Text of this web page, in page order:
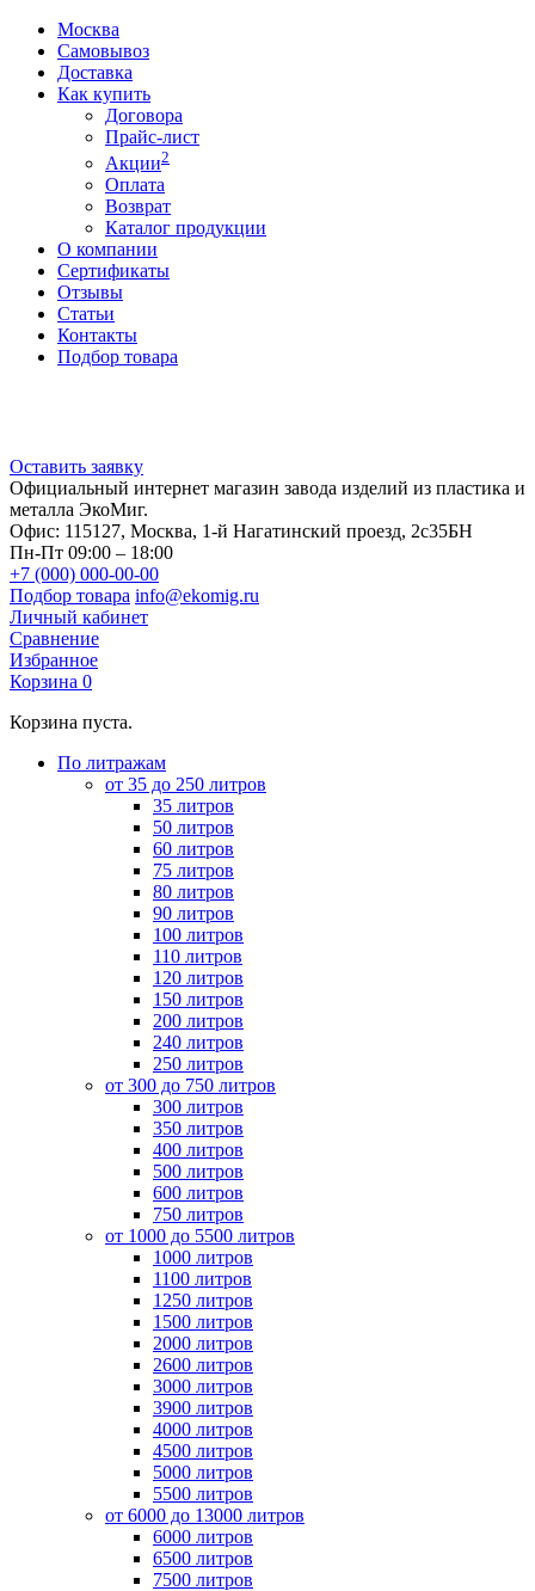
Москва
Самовывоз
Доставка
Как купить
Договора
Прайс-лист
Акции2
Оплата
Возврат
Каталог продукции
О компании
Сертификаты
Отзывы
Статьи
Контакты
Подбор товара
Оставить заявку
Официальный интернет магазин завода изделий из пластика и
металла ЭкоМиг.
Офис: 115127, Москва, 1-й Нагатинский проезд, 2с35БН
Пн-Пт 09:00 – 18:00
+7 (000) 000-00-00
Подбор товара info@ekomig.ru
Личный кабинет
Сравнение
Избранное
Корзина 0
Корзина пуста.
По литражам
от 35 до 250 литров
35 литров
50 литров
60 литров
75 литров
80 литров
90 литров
100 литров
110 литров
120 литров
150 литров
200 литров
240 литров
250 литров
от 300 до 750 литров
300 литров
350 литров
400 литров
500 литров
600 литров
750 литров
от 1000 до 5500 литров
1000 литров
1100 литров
1250 литров
1500 литров
2000 литров
2600 литров
3000 литров
3900 литров
4000 литров
4500 литров
5000 литров
5500 литров
от 6000 до 13000 литров
6000 литров
6500 литров
7500 литров